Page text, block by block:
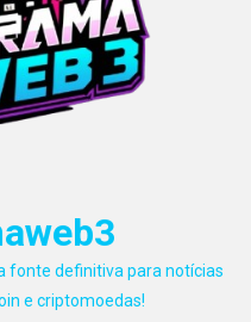
fonte definitiva para notícias
e criptomoedas!